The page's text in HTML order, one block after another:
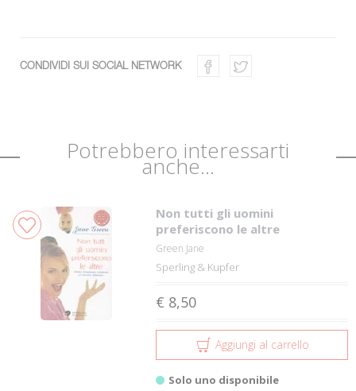
CONDIVIDI SUI SOCIAL NETWORK
Potrebbero interessarti
anche...
Non tutti gli uomini
preferiscono le altre
Green Jane
Sperling & Kupfer
€ 8,50
Aggiungi al carrello
Solo uno disponibile